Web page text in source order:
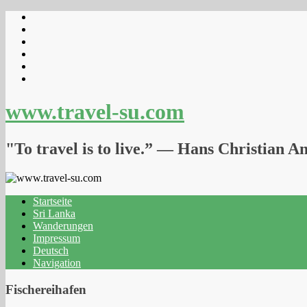
www.travel-su.com
"To travel is to live.” ― Hans Christian
Startseite
Sri Lanka
Wanderungen
Impressum
Deutsch
Navigation
Fischereihafen